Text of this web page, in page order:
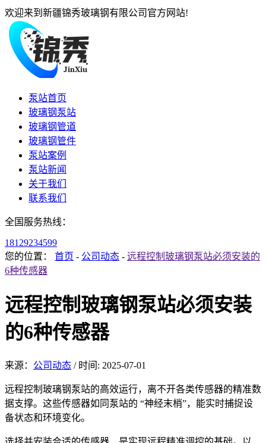
欢迎来到新疆锦秀玻璃钢有限公司官方网站!
泵站首页
玻璃钢泵站
玻璃钢管道
玻璃钢管件
泵站案例
泵站新闻
关于我们
联系我们
全国服务热线：
18129234599
您的位置： 首页 - 公司动态 - 远程控制玻璃钢泵站必须安装的
6种传感器
远程控制玻璃钢泵站必须安装
的6种传感器
来源： 公司动态 / 时间: 2025-07-01
远程控制玻璃钢泵站的高效运行，离不开各类传感器的精准数
据支撑。这些传感器如同泵站的 “神经末梢”，能实时捕捉设
备状态和环境变化。